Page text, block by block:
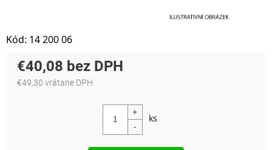
€40,08
€49,30 vrátane DPH
Kód: 14 200 06